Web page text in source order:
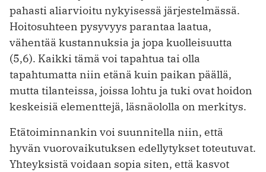
pahasti aliarvioitu nykyisessä järjestelmässä.
Hoitosuhteen pysyvyys parantaa laatua,
vähentää kustannuksia ja jopa kuolleisuutta
(5,6). Kaikki tämä voi tapahtua tai olla
tapahtumatta niin etänä kuin paikan päällä,
mutta tilanteissa, joissa lohtu ja tuki ovat hoidon
keskeisiä elementtejä, läsnäololla on merkitys.
Etätoiminnankin voi suunnitella niin, että
hyvän vuorovaikutuksen edellytykset toteutuvat.
Yhteyksistä voidaan sopia siten, että kasvot